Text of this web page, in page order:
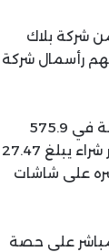
شركة بلاك
على النسبة المكملة لـ 90% من أسهم رأسمال شركة
ويمتلك مقدم العرض حالياً حصة تبلغ 19.32% من رأس مال الشركة المستهدفة، ممثلة في 575.9
مليون سهم، في حين تم تحديد الحد الأدنى لتنفيذ العرض عند 51% من الأسهم، وبسعر شراء يبلغ 27.47
على شاشات
مباشر على حصة